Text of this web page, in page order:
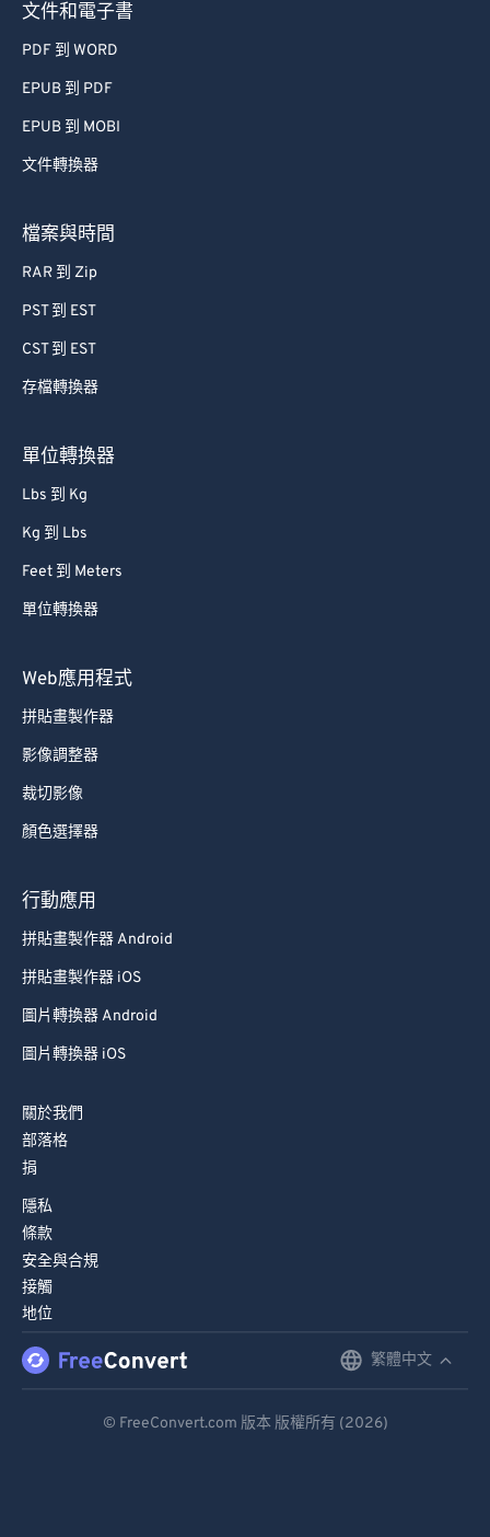
文件和電子書
PDF 到 WORD
EPUB 到 PDF
EPUB 到 MOBI
文件轉換器
檔案與時間
RAR 到 Zip
PST 到 EST
CST 到 EST
存檔轉換器
單位轉換器
Lbs 到 Kg
Kg 到 Lbs
Feet 到 Meters
單位轉換器
Web應用程式
拼貼畫製作器
影像調整器
裁切影像
顏色選擇器
行動應用
拼貼畫製作器 Android
拼貼畫製作器 iOS
圖片轉換器 Android
圖片轉換器 iOS
關於我們
部落格
捐
隱私
條款
安全與合規
接觸
地位
繁體中文
© FreeConvert.com 版本 版權所有 (2026)